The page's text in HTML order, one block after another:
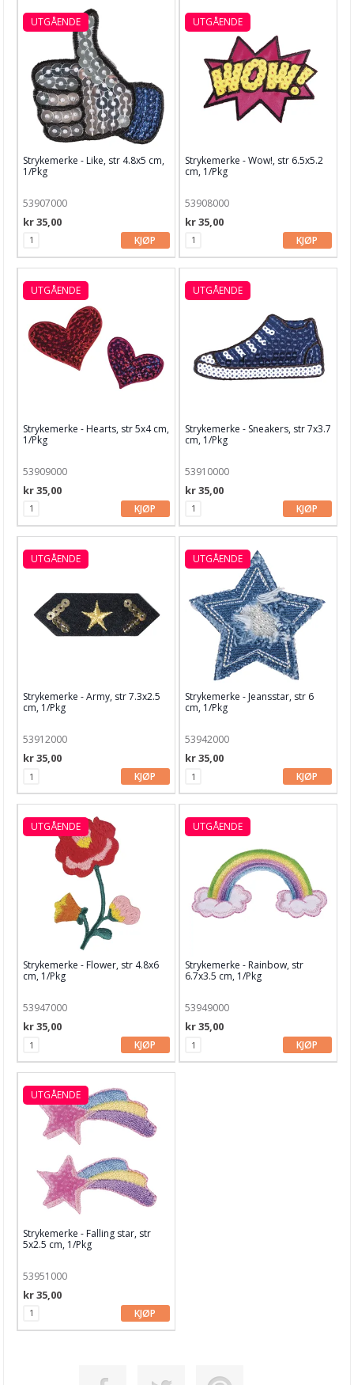
Bøker & Blader
Leverandører
UTGÅENDE
Strykemerke - Like, str 4.8x5 cm,
1/Pkg
53907000
kr 35,00
KJØP
UTGÅENDE
Strykemerke - Wow!, str 6.5x5.2
cm, 1/Pkg
53908000
kr 35,00
KJØP
UTGÅENDE
Strykemerke - Hearts, str 5x4 cm,
1/Pkg
53909000
kr 35,00
KJØP
UTGÅENDE
Strykemerke - Sneakers, str 7x3.7
cm, 1/Pkg
53910000
kr 35,00
KJØP
UTGÅENDE
Strykemerke - Army, str 7.3x2.5
cm, 1/Pkg
53912000
kr 35,00
KJØP
UTGÅENDE
Strykemerke - Jeansstar, str 6
cm, 1/Pkg
53942000
kr 35,00
KJØP
UTGÅENDE
Strykemerke - Flower, str 4.8x6
cm, 1/Pkg
53947000
kr 35,00
KJØP
UTGÅENDE
Strykemerke - Rainbow, str
6.7x3.5 cm, 1/Pkg
53949000
kr 35,00
KJØP
UTGÅENDE
Strykemerke - Falling star, str
5x2.5 cm, 1/Pkg
53951000
kr 35,00
KJØP